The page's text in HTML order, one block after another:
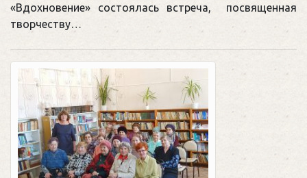
«Вдохновение» состоялась встреча, посвященная
творчеству…